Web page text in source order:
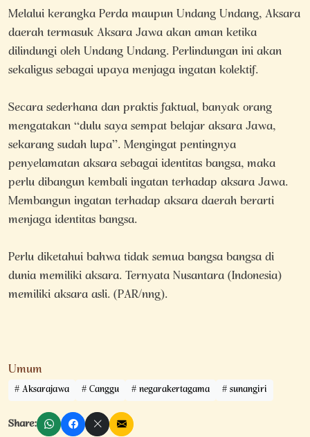
Melalui kerangka Perda maupun Undang Undang, Aksara
daerah termasuk Aksara Jawa akan aman ketika
dilindungi oleh Undang Undang. Perlindungan ini akan
sekaligus sebagai upaya menjaga ingatan kolektif.
Secara sederhana dan praktis faktual, banyak orang
mengatakan “dulu saya sempat belajar aksara Jawa,
sekarang sudah lupa”. Mengingat pentingnya
penyelamatan aksara sebagai identitas bangsa, maka
perlu dibangun kembali ingatan terhadap aksara Jawa.
Membangun ingatan terhadap aksara daerah berarti
menjaga identitas bangsa.
Perlu diketahui bahwa tidak semua bangsa bangsa di
dunia memiliki aksara. Ternyata Nusantara (Indonesia)
memiliki aksara asli. (PAR/nng).
Umum
Aksarajawa Canggu negarakertagama sunangiri
Share: